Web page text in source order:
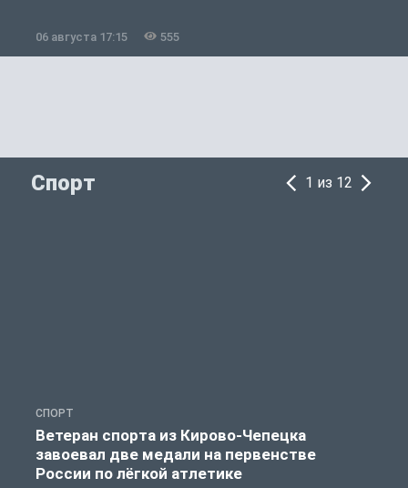
06 августа 17:15 555
Спорт 1 из 12
СПОРТ
Ветеран спорта из Кирово-Чепецка
завоевал две медали на первенстве
России по лёгкой атлетике